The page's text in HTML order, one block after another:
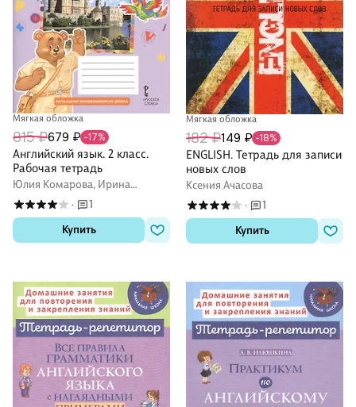
Мягкая обложка
815 ₽679 ₽ -17%
Английский язык. 2 класс.
Рабочая тетрадь
Юлия Комарова, Ирина
Ларионова, Жанн Перретт
·
1
Купить
Мягкая обложка
182 ₽149 ₽ -18%
ENGLISH. Тетрадь для записи
новых слов
Ксения Ачасова
·
1
Купить